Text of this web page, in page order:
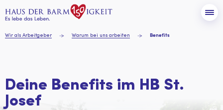
Deine Benefits im HB St.
Josef
Wir als Arbeitgeber Warum bei uns arbeiten Benefits